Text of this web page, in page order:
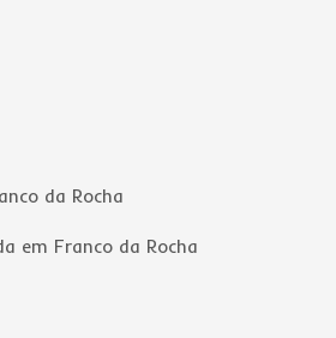
da Rocha
em Franco da Rocha